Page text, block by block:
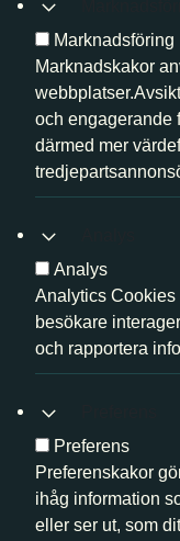
Marknadsföring
Marknadskakor
och engagerande
därmed mer
Analys
Analytics Cookies
besökare
och rapportera
Preferens
Preferenskakor
ihåg information
eller ser ut, som